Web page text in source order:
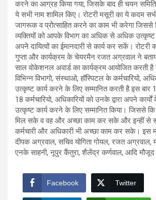
करने का आग्रह किया गया, जिसके बाद ही चयन
ये सभी नाम शामिल किए। रोटरी मसूरी का ये कदम
जागरूक व प्रोेत्साहित करने का काम भी करेगा
व्यक्तियों को आपके विभाग का अधिक से अधिक
अपने दायित्वों का ईमानदारी से कार्य कर सकें।
गुप्ता और कार्यक्रम के चेयरमैन रजत अग्रवाल ने
साल वोकेशनल अवार्ड का कार्यक्रम आयोजित करती
विभिन्न विभागो, संस्थाओ, हॉस्पिटल के कर्मचारियो,
उत्कृष्ट कार्य करने के लिए सम्मानित करती है इस बार
18 कर्मचारियो, अधिकारियों को उनके द्वारा अपने
उत्कृष्ट कार्य करने के लिए सम्मानित किया। जिससे कि
मिल सके व वह और अच्छा काम कर सके और इन्हीं से
कर्मचारी और अधिकारी भी अच्छा काम कर सके। इस
दीपक अग्रवाल, सचिव योगिता गोयल, रजत अग्रवाल,
एनके साहनी, नूपुर कैंतुरा, शैलेंद्र कर्णवाल, आदि मौजूद
Facebook Twitter